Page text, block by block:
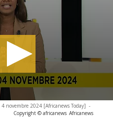
novembre 2024 [Africanews Today] -
Copyright © africanews Africanews